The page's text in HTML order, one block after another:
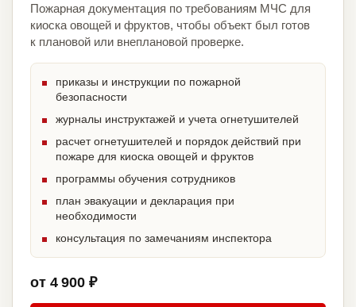
Пожарная документация по требованиям МЧС для
киоска овощей и фруктов, чтобы объект был готов
к плановой или внеплановой проверке.
приказы и инструкции по пожарной
безопасности
журналы инструктажей и учета огнетушителей
расчет огнетушителей и порядок действий при
пожаре для киоска овощей и фруктов
программы обучения сотрудников
план эвакуации и декларация при
необходимости
консультация по замечаниям инспектора
от 4 900 ₽